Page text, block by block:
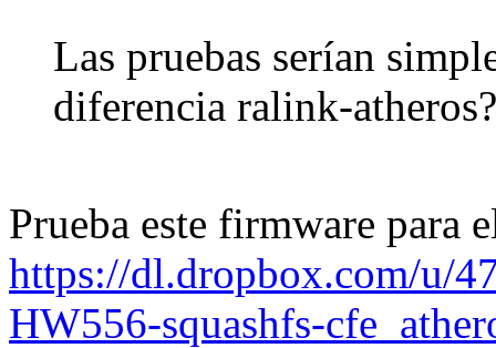
Las pruebas serían
diferencia ralink-
Prueba este firmware para
https://dl.dropbox.com/u/
HW556-squashfs-